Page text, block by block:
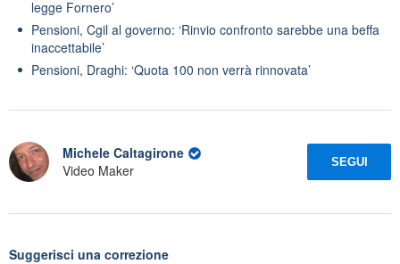
legge Fornero’
Pensioni, Cgil al governo: ‘Rinvio confronto sarebbe una beffa
inaccettabile’
Pensioni, Draghi: ‘Quota 100 non verrà rinnovata’
Michele Caltagirone
Video Maker
SEGUI
Suggerisci una correzione